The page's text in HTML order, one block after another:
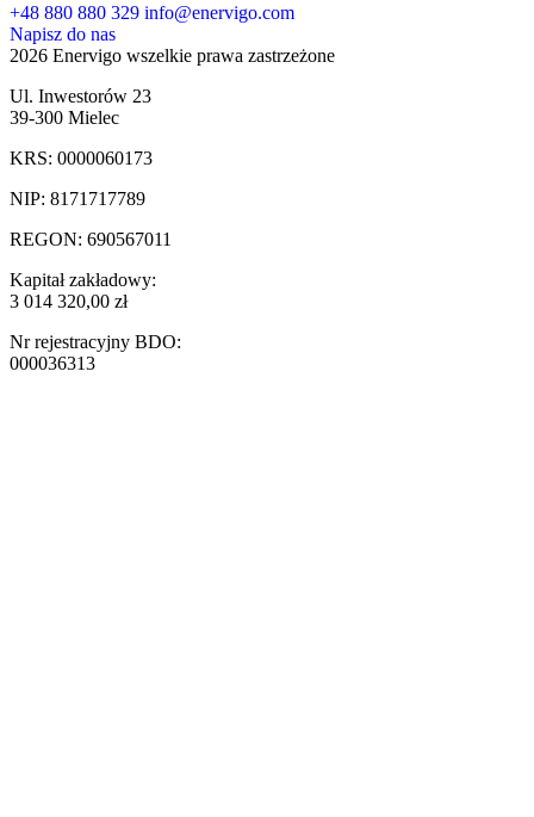
+48 880 880 329 info@enervigo.com
Napisz do nas
2026 Enervigo wszelkie prawa zastrzeżone
Ul. Inwestorów 23
39-300 Mielec
KRS: 0000060173
NIP: 8171717789
REGON: 690567011
Kapitał zakładowy:
3 014 320,00 zł
Nr rejestracyjny BDO:
000036313